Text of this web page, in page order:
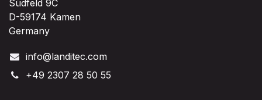
Südfeld 9C
D-59174 Kamen
Germany
info@landitec.com
+49 2307 28 50 55